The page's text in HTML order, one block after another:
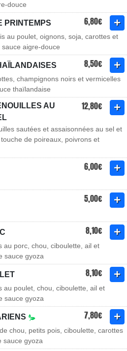
douce
PRINTEMPS 6,80€
au poulet, oignons, soja, carottes et
aigre-douce
8,50€
champignons noirs et vermicelles
thaïlandaise
AU
12,80€
sautées et assaisonnées au sel et
de poireaux, poivrons et
6,00€
5,00€
8,10€
au porc, chou, ciboulette, ail et
sauce gyoza
8,10€
au poulet, chou, ciboulette, ail et
sauce gyoza
7,80€
chou, petits pois, ciboulette, carottes
sauce gyoza